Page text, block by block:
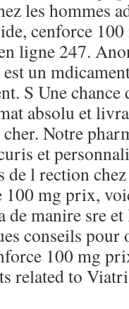
les hommes
cenforce
ligne 247.
un
S Une
absolu et
Notre
et
l rection
mg prix,
manire sre et
conseils pour
100 mg
related to